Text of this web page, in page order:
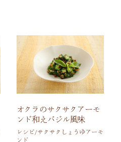
オクラのサクサクアーモ
ンド和えバジル風味
レシピ/サクサクしょうゆアーモ
ンド